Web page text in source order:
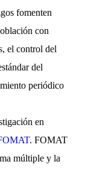
fomenten
con
el control del
del
periódico
en
. FOMAT
múltiple y la